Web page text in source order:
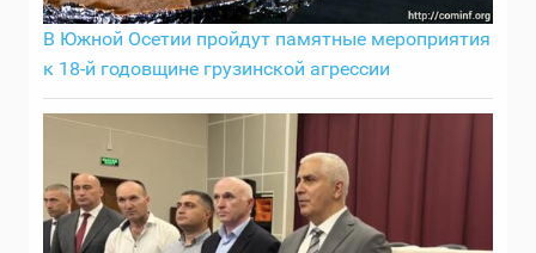
В Южной Осетии пройдут памятные мероприятия
к 18-й годовщине грузинской агрессии